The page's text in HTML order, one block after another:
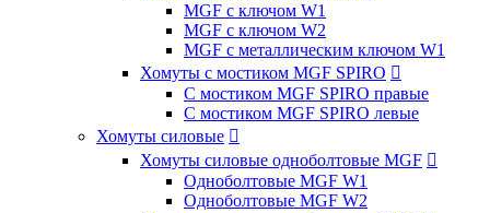
MGF с ключом W1
MGF с ключом W2
MGF с металлическим ключом W1
Хомуты с мостиком MGF SPIRO 
С мостиком MGF SPIRO правые
С мостиком MGF SPIRO левые
Хомуты силовые 
Хомуты силовые одноболтовые MGF 
Одноболтовые MGF W1
Одноболтовые MGF W2